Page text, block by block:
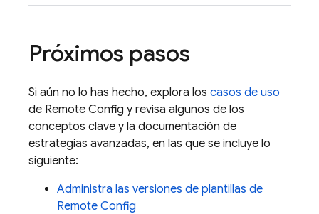
Próximos pasos
Si aún no lo has hecho, explora los casos de uso
de Remote Config y revisa algunos de los
conceptos clave y la documentación de
estrategias avanzadas, en las que se incluye lo
siguiente:
Administra las versiones de plantillas de
Remote Config